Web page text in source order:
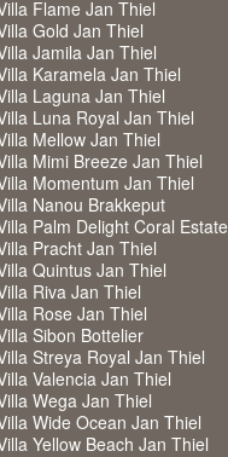
Flame Jan Thiel
Gold Jan Thiel
Jamila Jan Thiel
Karamela Jan Thiel
Laguna Jan Thiel
Luna Royal Jan Thiel
Mellow Jan Thiel
Mimi Breeze Jan Thiel
Momentum Jan Thiel
Nanou Brakkeput
Palm Delight Coral Estate
Pracht Jan Thiel
Quintus Jan Thiel
Riva Jan Thiel
Rose Jan Thiel
Sibon Bottelier
Streya Royal Jan Thiel
Valencia Jan Thiel
Wega Jan Thiel
Wide Ocean Jan Thiel
Yellow Beach Jan Thiel